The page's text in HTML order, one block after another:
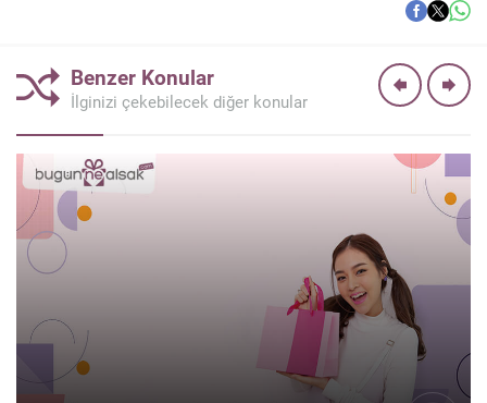
Benzer Konular
İlginizi çekebilecek diğer konular